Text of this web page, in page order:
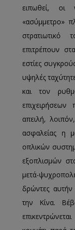
ειπωθεί, οι
«ασύμμετρο»
επιτρέπουν
εστίες
υψηλές
και τον
απειλή,
ασφαλείας η
οπλικών
εξοπλισμών
μετά-
δρώντες αυτήν
την Κίνα.